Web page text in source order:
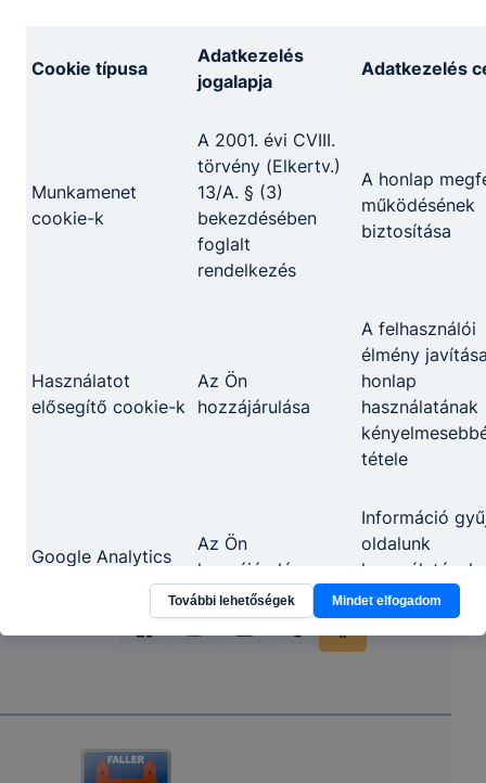
tanárai együtt dolgoznak a honvédség és a
rendőrség oktatóival. A megemelt testnevelés
való felkészülésre, sportszakkörökre.
Cookie típusa
Adatkezelés
jogalapja
Adatkezelés
Munkamenet
cookie-k
A 2001. évi CVIII.
törvény (Elkertv.)
13/A. § (3)
bekezdésében
foglalt
rendelkezés
A honlap
működésének
biztosítása
Használatot
elősegítő cookie-k
Az Ön
hozzájárulása
A felhasználói
élmény
honlap
használatának
tétele
Google Analytics
Az Ön
hozzájárulása
Információ
oldalunk
használatával
kapcsolatban
személye, érintett jogai
A cookie-k használatakor alkalmazott
További lehetőségek Mindet elfogadom